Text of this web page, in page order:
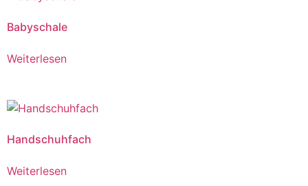
Babyschale
Weiterlesen
Handschuhfach
Weiterlesen